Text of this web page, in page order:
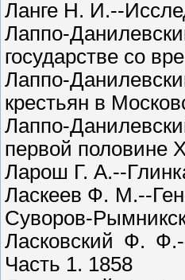
Ланге Н. И.--
Лаппо-
государстве со
Лаппо-
крестьян в
Лаппо-
первой половине
Ларош Г. А.--
Ласкеев Ф. М.--
Суворов-
Ласковский Ф.
Часть 1. 1858